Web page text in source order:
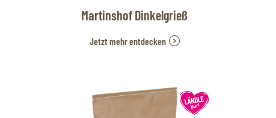
Martinshof Dinkelgrieß
Jetzt mehr entdecken